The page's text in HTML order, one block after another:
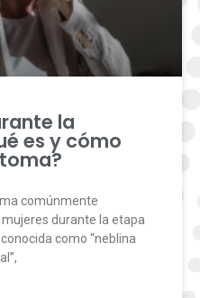
la
es y cómo
comúnmente
durante la etapa
como “neblina